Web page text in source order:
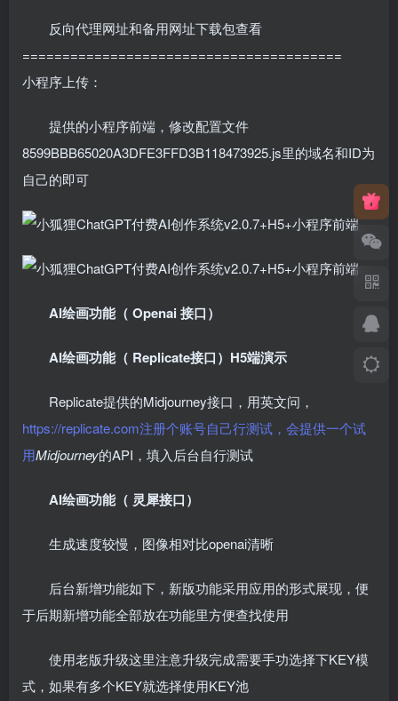
反向代理网址和备用网址下载包查看
========================================
小程序上传：
提供的小程序前端，修改配置文件
8599BBB65020A3DFE3FFD3B118473925.js里的域名和ID为
自己的即可
AI绘画功能（ Openai 接口）
AI绘画功能（ Replicate接口）H5端演示
Replicate提供的Midjourney接口，用英文问，
https://replicate.com注册个账号自己行测试，会提供一个试
用Midjourney的API，填入后台自行测试
AI绘画功能（ 灵犀接口）
生成速度较慢，图像相对比openai清晰
后台新增功能如下，新版功能采用应用的形式展现，便
于后期新增功能全部放在功能里方便查找使用
使用老版升级这里注意升级完成需要手功选择下KEY模
式，如果有多个KEY就选择使用KEY池